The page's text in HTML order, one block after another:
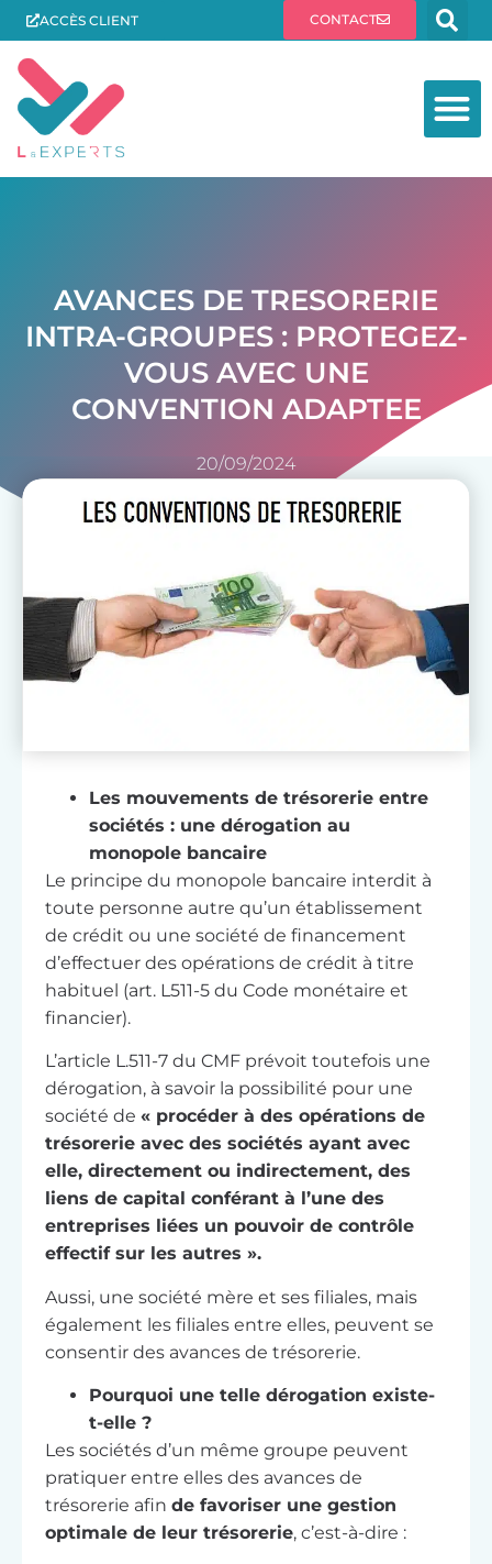
ACCÈS CLIENT CONTACT
AVANCES DE TRESORERIE
INTRA-GROUPES : PROTEGEZ-
VOUS AVEC UNE
CONVENTION ADAPTEE
20/09/2024
Les mouvements de trésorerie entre
sociétés : une dérogation au
monopole bancaire
Le principe du monopole bancaire interdit à
toute personne autre qu’un établissement
de crédit ou une société de financement
d’effectuer des opérations de crédit à titre
habituel (art. L511-5 du Code monétaire et
financier).
L’article L.511-7 du CMF prévoit toutefois une
dérogation, à savoir la possibilité pour une
société de « procéder à des opérations de
trésorerie avec des sociétés ayant avec
elle, directement ou indirectement, des
liens de capital conférant à l’une des
entreprises liées un pouvoir de contrôle
effectif sur les autres ».
Aussi, une société mère et ses filiales, mais
également les filiales entre elles, peuvent se
consentir des avances de trésorerie.
Pourquoi une telle dérogation existe-
t-elle ?
Les sociétés d’un même groupe peuvent
pratiquer entre elles des avances de
trésorerie afin de favoriser une gestion
optimale de leur trésorerie, c’est-à-dire :